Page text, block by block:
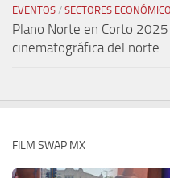
EVENTOS / SECTORES
Plano Norte en Corto
cinematográfica del norte
FILM SWAP MX